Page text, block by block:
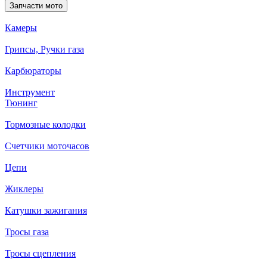
Запчасти мото
Камеры
Грипсы, Ручки газа
Карбюраторы
Инструмент
Тюнинг
Тормозные колодки
Счетчики моточасов
Цепи
Жиклеры
Катушки зажигания
Тросы газа
Тросы сцепления